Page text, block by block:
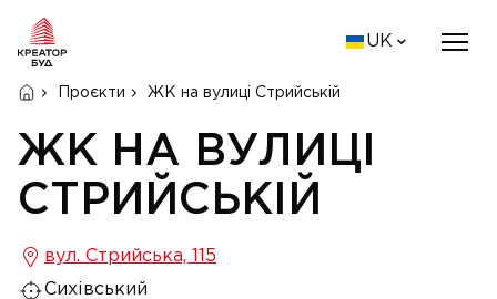
UK
Проєкти ЖК на вулиці Стрийській
ЖК НА ВУЛИЦІ
СТРИЙСЬКІЙ
вул. Стрийська, 115
Сихівський